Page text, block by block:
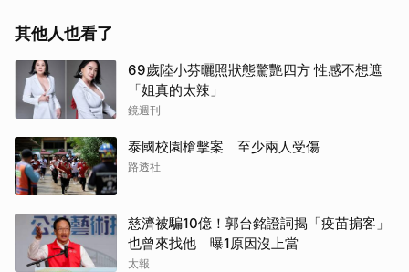
其他人也看了
69歲陸小芬曬照狀態驚艷四方 性感不想遮
「姐真的太辣」
鏡週刊
泰國校園槍擊案 至少兩人受傷
路透社
慈濟被騙10億！郭台銘證詞揭「疫苗掮客」
也曾來找他 曝1原因沒上當
太報